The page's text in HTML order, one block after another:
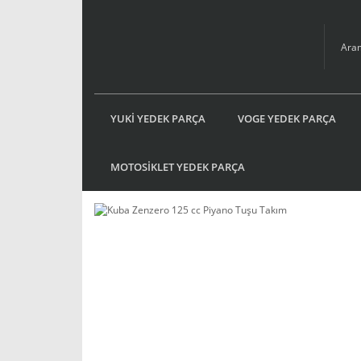
YUKİ YEDEK PARÇA VOGE YEDEK PARÇA
MOTOSİKLET YEDEK PARÇA